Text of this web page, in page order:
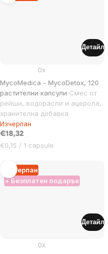
MycoMedica - MycoDetox, 120
растителни капсули Смес от
рейши, водорасли и ацерола,
хранителна добавка
0x
Изчерпан
€18,32
Цена
мярка:
€0,15 / 1 capsule
Детайл
+ Безплатен подарък
Изчерпан
0x
Детайл